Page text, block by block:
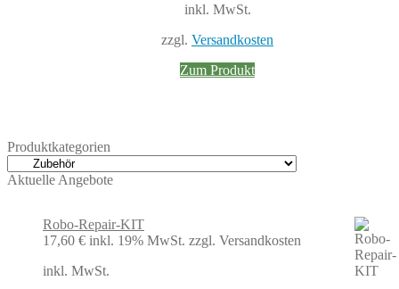
inkl. MwSt.
zzgl. Versandkosten
Zum Produkt
Produktkategorien
Aktuelle Angebote
Robo-Repair-KIT
17,60 € inkl. 19% MwSt. zzgl. Versandkosten
inkl. MwSt.